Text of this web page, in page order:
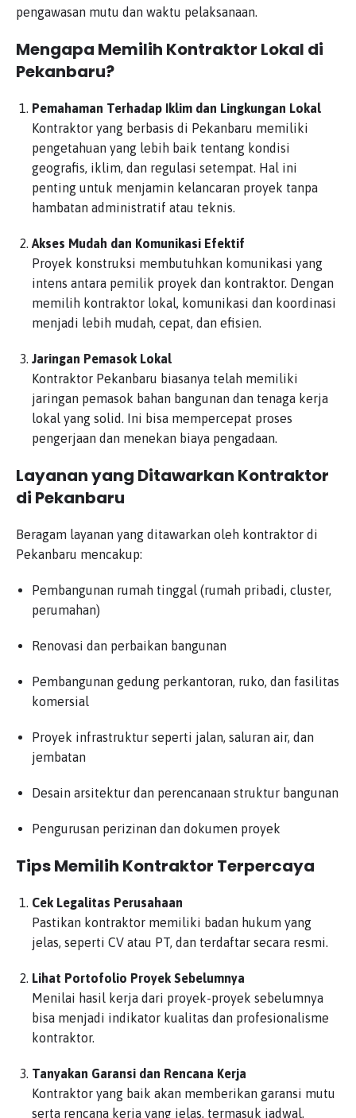
pengawasan mutu dan waktu pelaksanaan.
Mengapa Memilih Kontraktor Lokal di
Pekanbaru?
Pemahaman Terhadap Iklim dan Lingkungan Lokal
Kontraktor yang berbasis di Pekanbaru memiliki
pengetahuan yang lebih baik tentang kondisi
geografis, iklim, dan regulasi setempat. Hal ini
penting untuk menjamin kelancaran proyek tanpa
hambatan administratif atau teknis.
Akses Mudah dan Komunikasi Efektif
Proyek konstruksi membutuhkan komunikasi yang
intens antara pemilik proyek dan kontraktor. Dengan
memilih kontraktor lokal, komunikasi dan koordinasi
menjadi lebih mudah, cepat, dan efisien.
Jaringan Pemasok Lokal
Kontraktor Pekanbaru biasanya telah memiliki
jaringan pemasok bahan bangunan dan tenaga kerja
lokal yang solid. Ini bisa mempercepat proses
pengerjaan dan menekan biaya pengadaan.
Layanan yang Ditawarkan Kontraktor
di Pekanbaru
Beragam layanan yang ditawarkan oleh kontraktor di
Pekanbaru mencakup:
Pembangunan rumah tinggal (rumah pribadi, cluster,
perumahan)
Renovasi dan perbaikan bangunan
Pembangunan gedung perkantoran, ruko, dan fasilitas
komersial
Proyek infrastruktur seperti jalan, saluran air, dan
jembatan
Desain arsitektur dan perencanaan struktur bangunan
Pengurusan perizinan dan dokumen proyek
Tips Memilih Kontraktor Terpercaya
Cek Legalitas Perusahaan
Pastikan kontraktor memiliki badan hukum yang
jelas, seperti CV atau PT, dan terdaftar secara resmi.
Lihat Portofolio Proyek Sebelumnya
Menilai hasil kerja dari proyek-proyek sebelumnya
bisa menjadi indikator kualitas dan profesionalisme
kontraktor.
Tanyakan Garansi dan Rencana Kerja
Kontraktor yang baik akan memberikan garansi mutu
serta rencana kerja yang jelas, termasuk jadwal,